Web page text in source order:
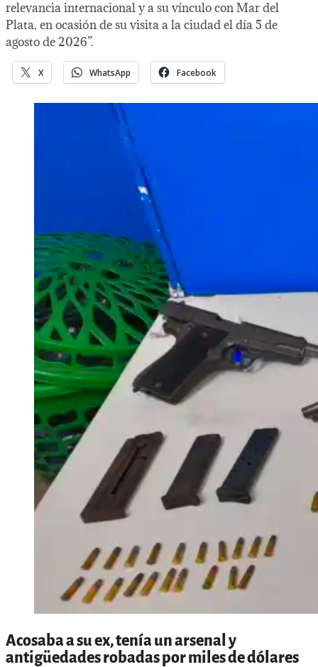
relevancia internacional y a su vínculo con Mar del
Plata, en ocasión de su visita a la ciudad el día 5 de
agosto de 2026”.
X WhatsApp Facebook
Acosaba a su ex, tenía un arsenal y
antigüedades robadas por miles de dólares